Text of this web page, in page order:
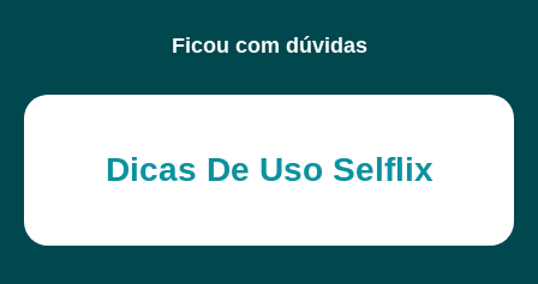
Ficou com dúvidas
Dicas De Uso Selflix